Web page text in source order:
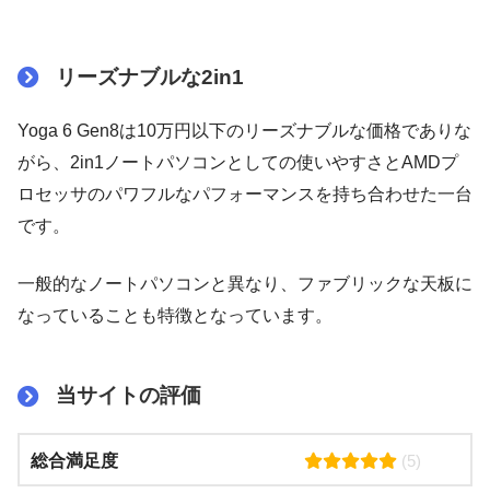
リーズナブルな2in1
Yoga 6 Gen8は10万円以下のリーズナブルな価格でありな
がら、2in1ノートパソコンとしての使いやすさとAMDプ
ロセッサのパワフルなパフォーマンスを持ち合わせた一台
です。
一般的なノートパソコンと異なり、ファブリックな天板に
なっていることも特徴となっています。
当サイトの評価
総合満足度 (5)